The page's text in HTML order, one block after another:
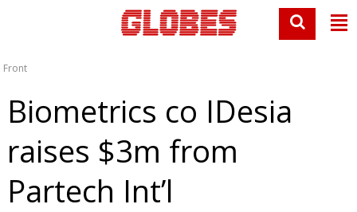
Front
Biometrics co IDesia
raises $3m from
Partech Int’l